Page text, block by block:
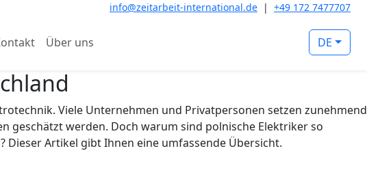
info@zeitarbeit-international.de | +49 172 7477707
Über uns DE
Viele Unternehmen und Privatpersonen setzen zunehmend
geschätzt werden. Doch warum sind polnische Elektriker so
Dieser Artikel gibt Ihnen eine umfassende Übersicht.